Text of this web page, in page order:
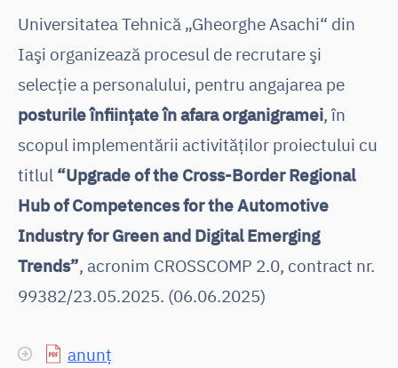
Universitatea Tehnică „Gheorghe Asachi“ din
Iaşi organizează procesul de recrutare şi
selecţie a personalului, pentru angajarea pe
posturile înfiinţate în afara organigramei, în
scopul implementării activităţilor proiectului cu
titlul “Upgrade of the Cross-Border Regional
Hub of Competences for the Automotive
Industry for Green and Digital Emerging
Trends”, acronim CROSSCOMP 2.0, contract nr.
99382/23.05.2025. (06.06.2025)
anunț